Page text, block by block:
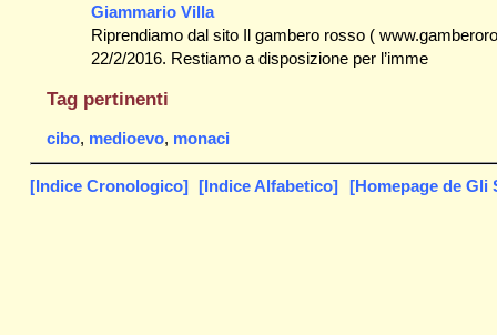
Giammario Villa
Riprendiamo dal sito Il gambero rosso (
22/2/2016. Restiamo a disposizione per l’imme
Tag pertinenti
cibo, medioevo, monaci
[Indice Cronologico] [Indice Alfabetico] [Homepage de Gli